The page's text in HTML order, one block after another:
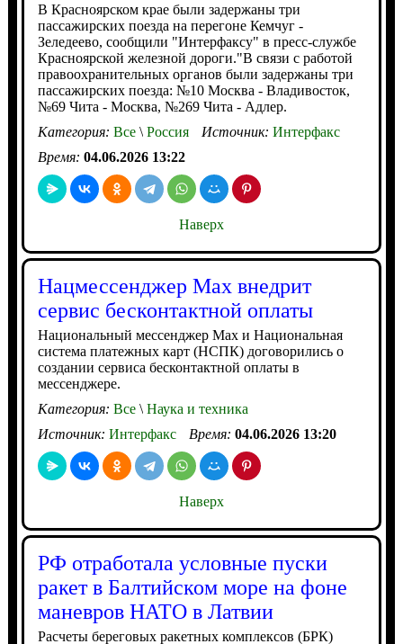
В Красноярском крае были задержаны три
пассажирских поезда на перегоне Кемчуг -
Зеледеево, сообщили "Интерфаксу" в пресс-службе
Красноярской железной дороги."В связи с работой
правоохранительных органов были задержаны три
пассажирских поезда: №10 Москва - Владивосток,
№69 Чита - Москва, №269 Чита - Адлер.
Категория: Все\Россия Источник: Интерфакс
Время: 04.06.2026 13:22
Наверх
Нацмессенджер Max внедрит
сервис бесконтактной оплаты
Национальный мессенджер Max и Национальная
система платежных карт (НСПК) договорились о
создании сервиса бесконтактной оплаты в
мессенджере.
Категория: Все\Наука и техника
Источник: Интерфакс Время: 04.06.2026 13:20
Наверх
РФ отработала условные пуски
ракет в Балтийском море на фоне
маневров НАТО в Латвии
Расчеты береговых ракетных комплексов (БРК)